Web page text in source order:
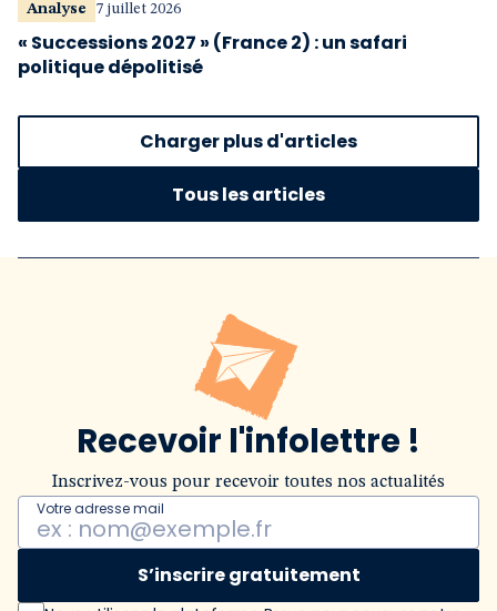
Analyse 7 juillet 2026
« Successions 2027 » (France 2) : un safari
politique dépolitisé
Charger plus d'articles
Tous les articles
Recevoir l'infolettre !
Inscrivez-vous pour recevoir toutes nos actualités
Votre adresse mail
S’inscrire gratuitement